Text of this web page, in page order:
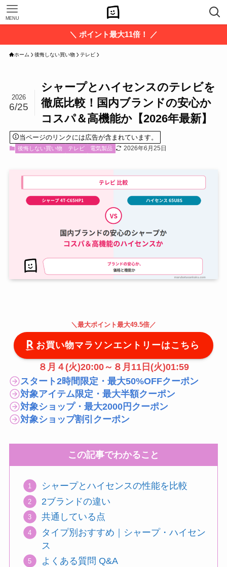
MENU
＼ ポイント最大11倍！ ／
ホーム 後悔しない買い物 テレビ
シャープとハイセンスのテレビを
徹底比較！国内ブランドの安心か
コスパ＆高機能か【2026年最新】
2026
6/25
当ページのリンクには広告が含まれています。
後悔しない買い物 テレビ 電気製品 2026年6月25日
＼ 最大ポイント最大49.5倍 ／
お買い物マラソンエントリーはこちら
８月４(火)20:00～８月11日(火)01:59
スタート2時間限定・最大50%OFFクーポン
対象アイテム限定・最大半額クーポン
対象ショップ・最大2000円クーポン
対象ショップ割引クーポン
この記事でわかること
シャープとハイセンスの性能を比較
2ブランドの違い
共通している点
タイプ別おすすめ｜シャープ・ハイセン
ス
よくある質問 Q&A